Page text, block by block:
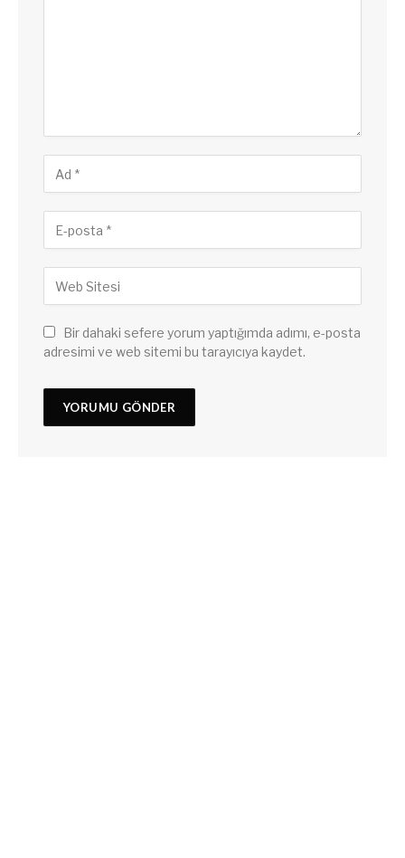
Bir dahaki sefere yorum yaptığımda adımı, e-posta
adresimi ve web sitemi bu tarayıcıya kaydet.